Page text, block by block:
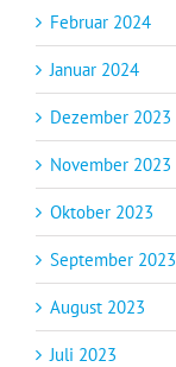
Februar 2024
Januar 2024
Dezember 2023
November 2023
Oktober 2023
September 2023
August 2023
Juli 2023